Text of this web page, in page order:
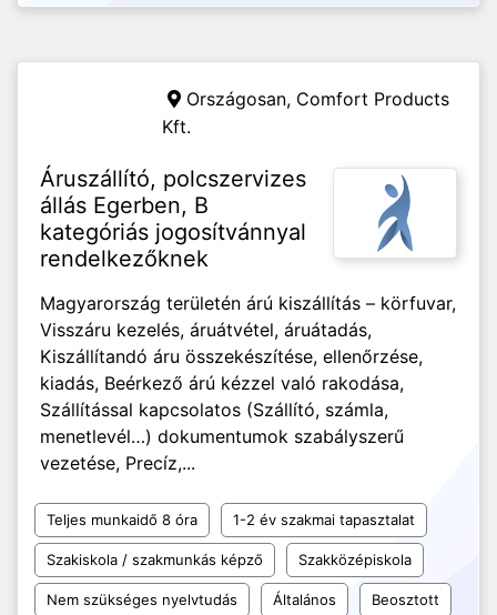
Országosan, Comfort Products
Kft.
Áruszállító, polcszervizes
állás Egerben, B
kategóriás jogosítvánnyal
rendelkezőknek
Magyarország területén árú kiszállítás – körfuvar,
Visszáru kezelés, áruátvétel, áruátadás,
Kiszállítandó áru összekészítése, ellenőrzése,
kiadás, Beérkező árú kézzel való rakodása,
Szállítással kapcsolatos (Szállító, számla,
menetlevél…) dokumentumok szabályszerű
vezetése, Precíz,...
Teljes munkaidő 8 óra 1-2 év szakmai tapasztalat
Szakiskola / szakmunkás képző Szakközépiskola
Nem szükséges nyelvtudás Általános Beosztott